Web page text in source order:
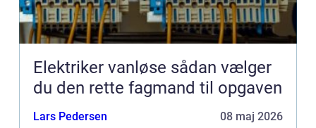
Elektriker vanløse sådan vælger
du den rette fagmand til opgaven
Lars Pedersen 08 maj 2026